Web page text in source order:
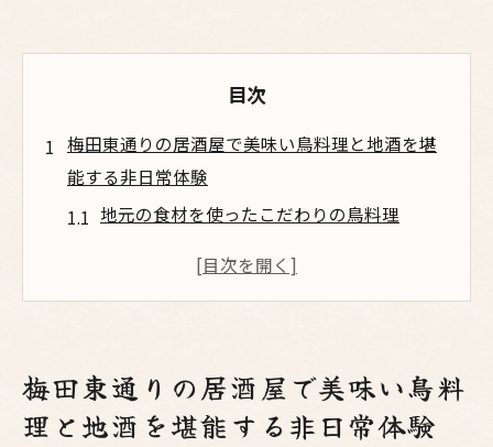
目次
梅田東通りの居酒屋で美味い鳥料理と地酒を堪
能する非日常体験
地元の食材を使ったこだわりの鳥料理
地酒と合わせることで生まれる味のハーモ
この地域特有の味わいを楽しむ方法
梅田東通りならではの特別な体験
梅田東通りの居酒屋で美味い鳥料
理と地酒を堪能する非日常体験